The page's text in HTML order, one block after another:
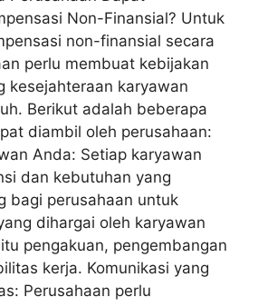
Non-Finansial? Untuk
non-finansial secara
perlu membuat kebijakan
kesejahteraan karyawan
Berikut adalah beberapa
diambil oleh perusahaan:
Anda: Setiap karyawan
dan kebutuhan yang
bagi perusahaan untuk
dihargai oleh karyawan
pengakuan, pengembangan
kerja. Komunikasi yang
Perusahaan perlu